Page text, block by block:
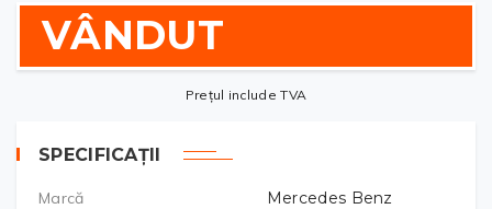
VÂNDUT
Prețul include TVA
SPECIFICAȚII
Marcă
Mercedes Benz